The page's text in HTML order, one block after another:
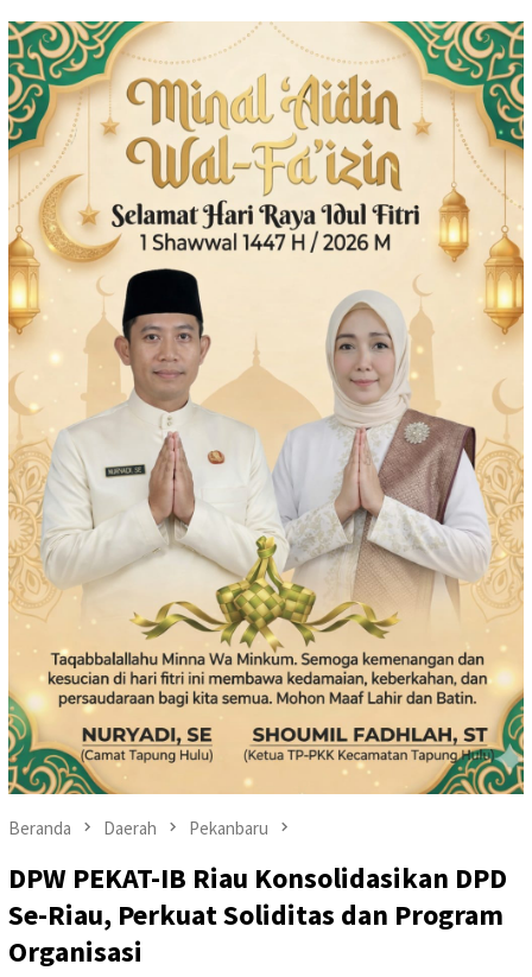
Beranda Daerah Pekanbaru
DPW PEKAT-IB Riau Konsolidasikan DPD
Se-Riau, Perkuat Soliditas dan Program
Organisasi